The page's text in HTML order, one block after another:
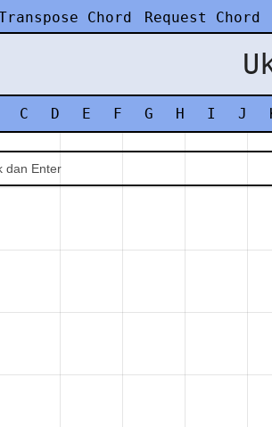
Chord Request Chord
C D E F G H I J